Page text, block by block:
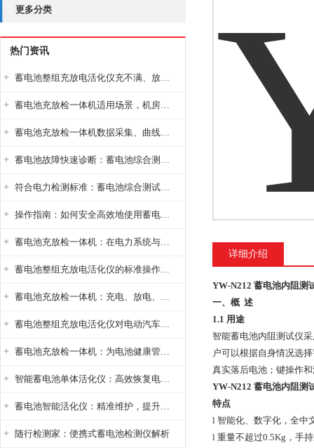
更多分类
热门资讯
蓄电池整组充放电活化仪充不满、放不完怎么办？
蓄电池充放检一体机适用场景，机房基站变电站铅酸蓄电池维护检测应用
蓄电池充放检一体机数据采集、曲线分析与电池健康状态智能评估功能详解
蓄电池故障快速诊断：蓄电池综合测试仪判断落后电池的方法与标准
符合电力检测标准：蓄电池综合测试仪测试规范与精度校准方法详解
操作指南：如何安全高效地使用蓄电池智能活化仪？
蓄电池充放检一体机：在电力系统与储能设备中的创新应用，确保蓄电池性能与可靠性
蓄电池整组充放电活化仪的标准操作流程：从接线设置到充放电参数设定的安全规范
蓄电池充放检一体机：充电、放电、检测三功能集成设备
蓄电池整组充放电活化仪对电动汽车电池有帮助吗？
蓄电池充放检一体机：为电池健康管理提供一站式解决方案
智能蓄电池单体活化仪：高效恢复电池性能，延长蓄电池使用寿命
蓄电池智能活化仪：精准维护，提升电池健康状态
随行检测家：便携式蓄电池检测仪解析
详细介绍
YW-N212 蓄电池内阻测
一、概 述
1.1 用途
智能蓄电池内阻测试仪
户可以根据自身情况选
真实落后电池；键操作
YW-N212 蓄电池内阻测
特点
l 智能化、数字化，全中
l 重量不超过0.5Kg ，手